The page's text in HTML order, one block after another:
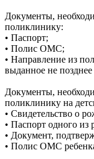
Документы,
поликлинику:
• Паспорт;
• Полис ОМС;
• Направление из
выданное не
Документы,
поликлинику на
• Свидетельство о
• Паспорт одного из
• Документ,
• Полис ОМС